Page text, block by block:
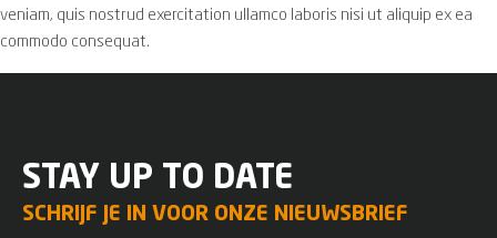
veniam, quis nostrud exercitation ullamco laboris nisi ut aliquip ex ea
commodo consequat.
STAY UP TO DATE
SCHRIJF JE IN VOOR ONZE NIEUWSBRIEF